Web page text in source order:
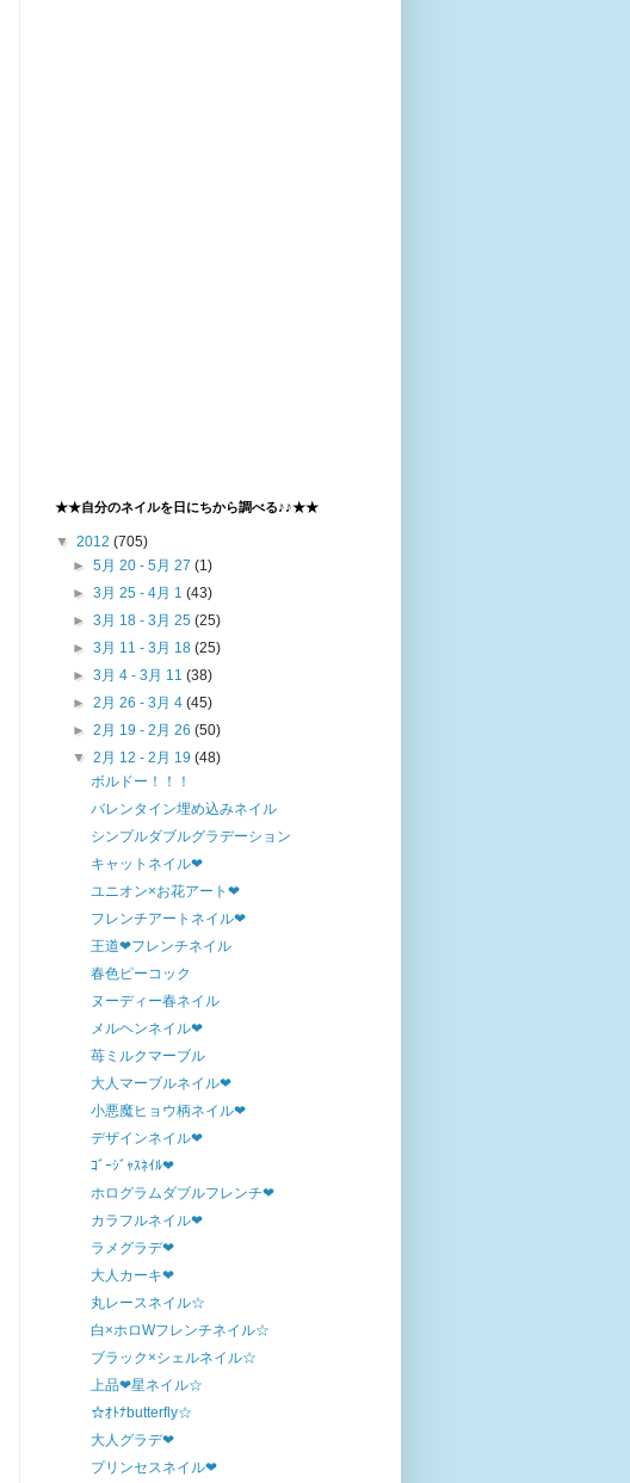
★★自分のネイルを日にちから調べる♪♪★★
▼ 2012 (705)
►5月 20 - 5月 27(1)
►3月 25 - 4月 1(43)
►3月 18 - 3月 25(25)
►3月 11 - 3月 18(25)
►3月 4 - 3月 11(38)
►2月 26 - 3月 4(45)
►2月 19 - 2月 26(50)
▼2月 12 - 2月 19(48)
ボルドー！！！
バレンタイン埋め込みネイル
シンプルダブルグラデーション
キャットネイル❤
ユニオン×お花アート❤
フレンチアートネイル❤
王道❤フレンチネイル
春色ピーコック
ヌーディー春ネイル
メルヘンネイル❤
苺ミルクマーブル
大人マーブルネイル❤
小悪魔ヒョウ柄ネイル❤
デザインネイル❤
ｺﾞｰｼﾞｬｽﾈｲﾙ❤
ホログラムダブルフレンチ❤
カラフルネイル❤
ラメグラデ❤
大人カーキ❤
丸レースネイル☆
白×ホロWフレンチネイル☆
ブラック×シェルネイル☆
上品❤星ネイル☆
☆ｵﾄﾅbutterfly☆
大人グラデ❤
プリンセスネイル❤